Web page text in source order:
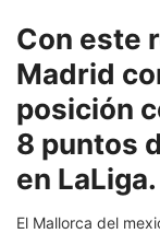
Con este
Madrid
posición
8 puntos
en LaLiga.
El Mallorca del